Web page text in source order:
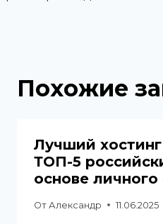
Похожие
Лучший
ТОП-5
основе
От Александр 11.06.2025